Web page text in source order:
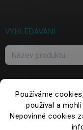
Používáme
používal a
Nepovinné cookies
VYHLEDÁVÁNÍ